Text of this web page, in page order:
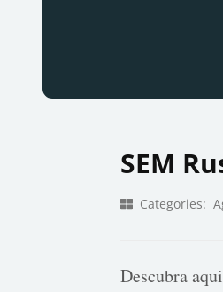
SEM
Categories:
Descubra